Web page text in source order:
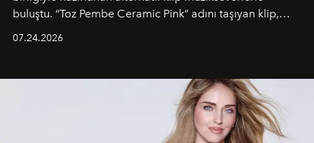
buluştu. “Toz Pembe Ceramic Pink” adını taşıyan klip,
unsurlarından biri olarak öne çıkıyor.
07.24.2026